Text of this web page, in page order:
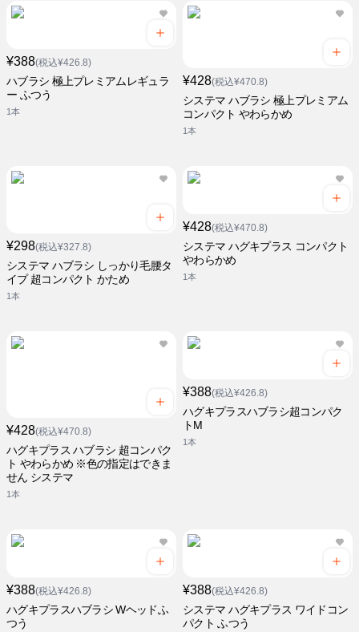
¥388(税込¥426.8)
ハブラシ 極上プレミアムレギュラ
ー ふつう
1本
¥428(税込¥470.8)
システマ ハブラシ 極上プレミアム
コンパクト やわらかめ
1本
¥298(税込¥327.8)
システマ ハブラシ しっかり毛腰タ
イプ 超コンパクト かため
1本
¥428(税込¥470.8)
システマ ハグキプラス コンパクト
やわらかめ
1本
¥428(税込¥470.8)
ハグキプラス ハブラシ 超コンパク
ト やわらかめ ※色の指定はできま
せん システマ
1本
¥388(税込¥426.8)
ハグキプラスハブラシ超コンパク
トM
1本
¥388(税込¥426.8)
ハグキプラスハブラシ Wヘッドふ
つう
¥388(税込¥426.8)
システマ ハグキプラス ワイドコン
パクト ふつう